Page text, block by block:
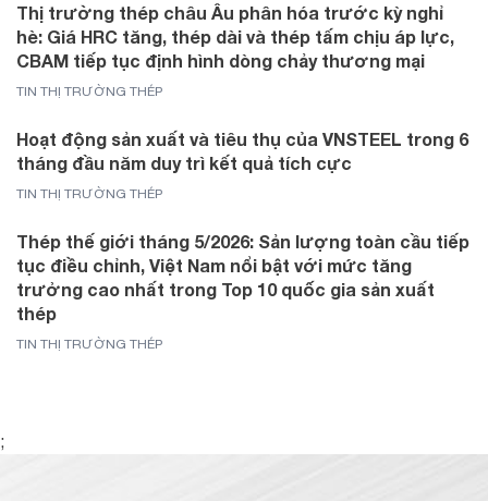
Thị trường thép châu Âu phân hóa trước kỳ nghỉ
hè: Giá HRC tăng, thép dài và thép tấm chịu áp lực,
CBAM tiếp tục định hình dòng chảy thương mại
TIN THỊ TRƯỜNG THÉP
Hoạt động sản xuất và tiêu thụ của VNSTEEL trong 6
tháng đầu năm duy trì kết quả tích cực
TIN THỊ TRƯỜNG THÉP
Thép thế giới tháng 5/2026: Sản lượng toàn cầu tiếp
tục điều chỉnh, Việt Nam nổi bật với mức tăng
trưởng cao nhất trong Top 10 quốc gia sản xuất
thép
TIN THỊ TRƯỜNG THÉP
;